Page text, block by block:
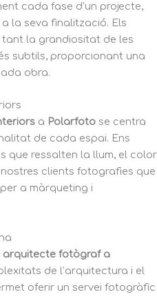
cada fase d’un projecte,
la seva finalització. Els
la grandiositat de les
subtils, proporcionant una
obra.
a Polarfoto se centra
de cada espai. Ens
que ressalten la llum, el color
clients fotografies que
a màrqueting i
arquitecte fotògraf a
de l’arquitectura i el
oferir un servei fotogràfic